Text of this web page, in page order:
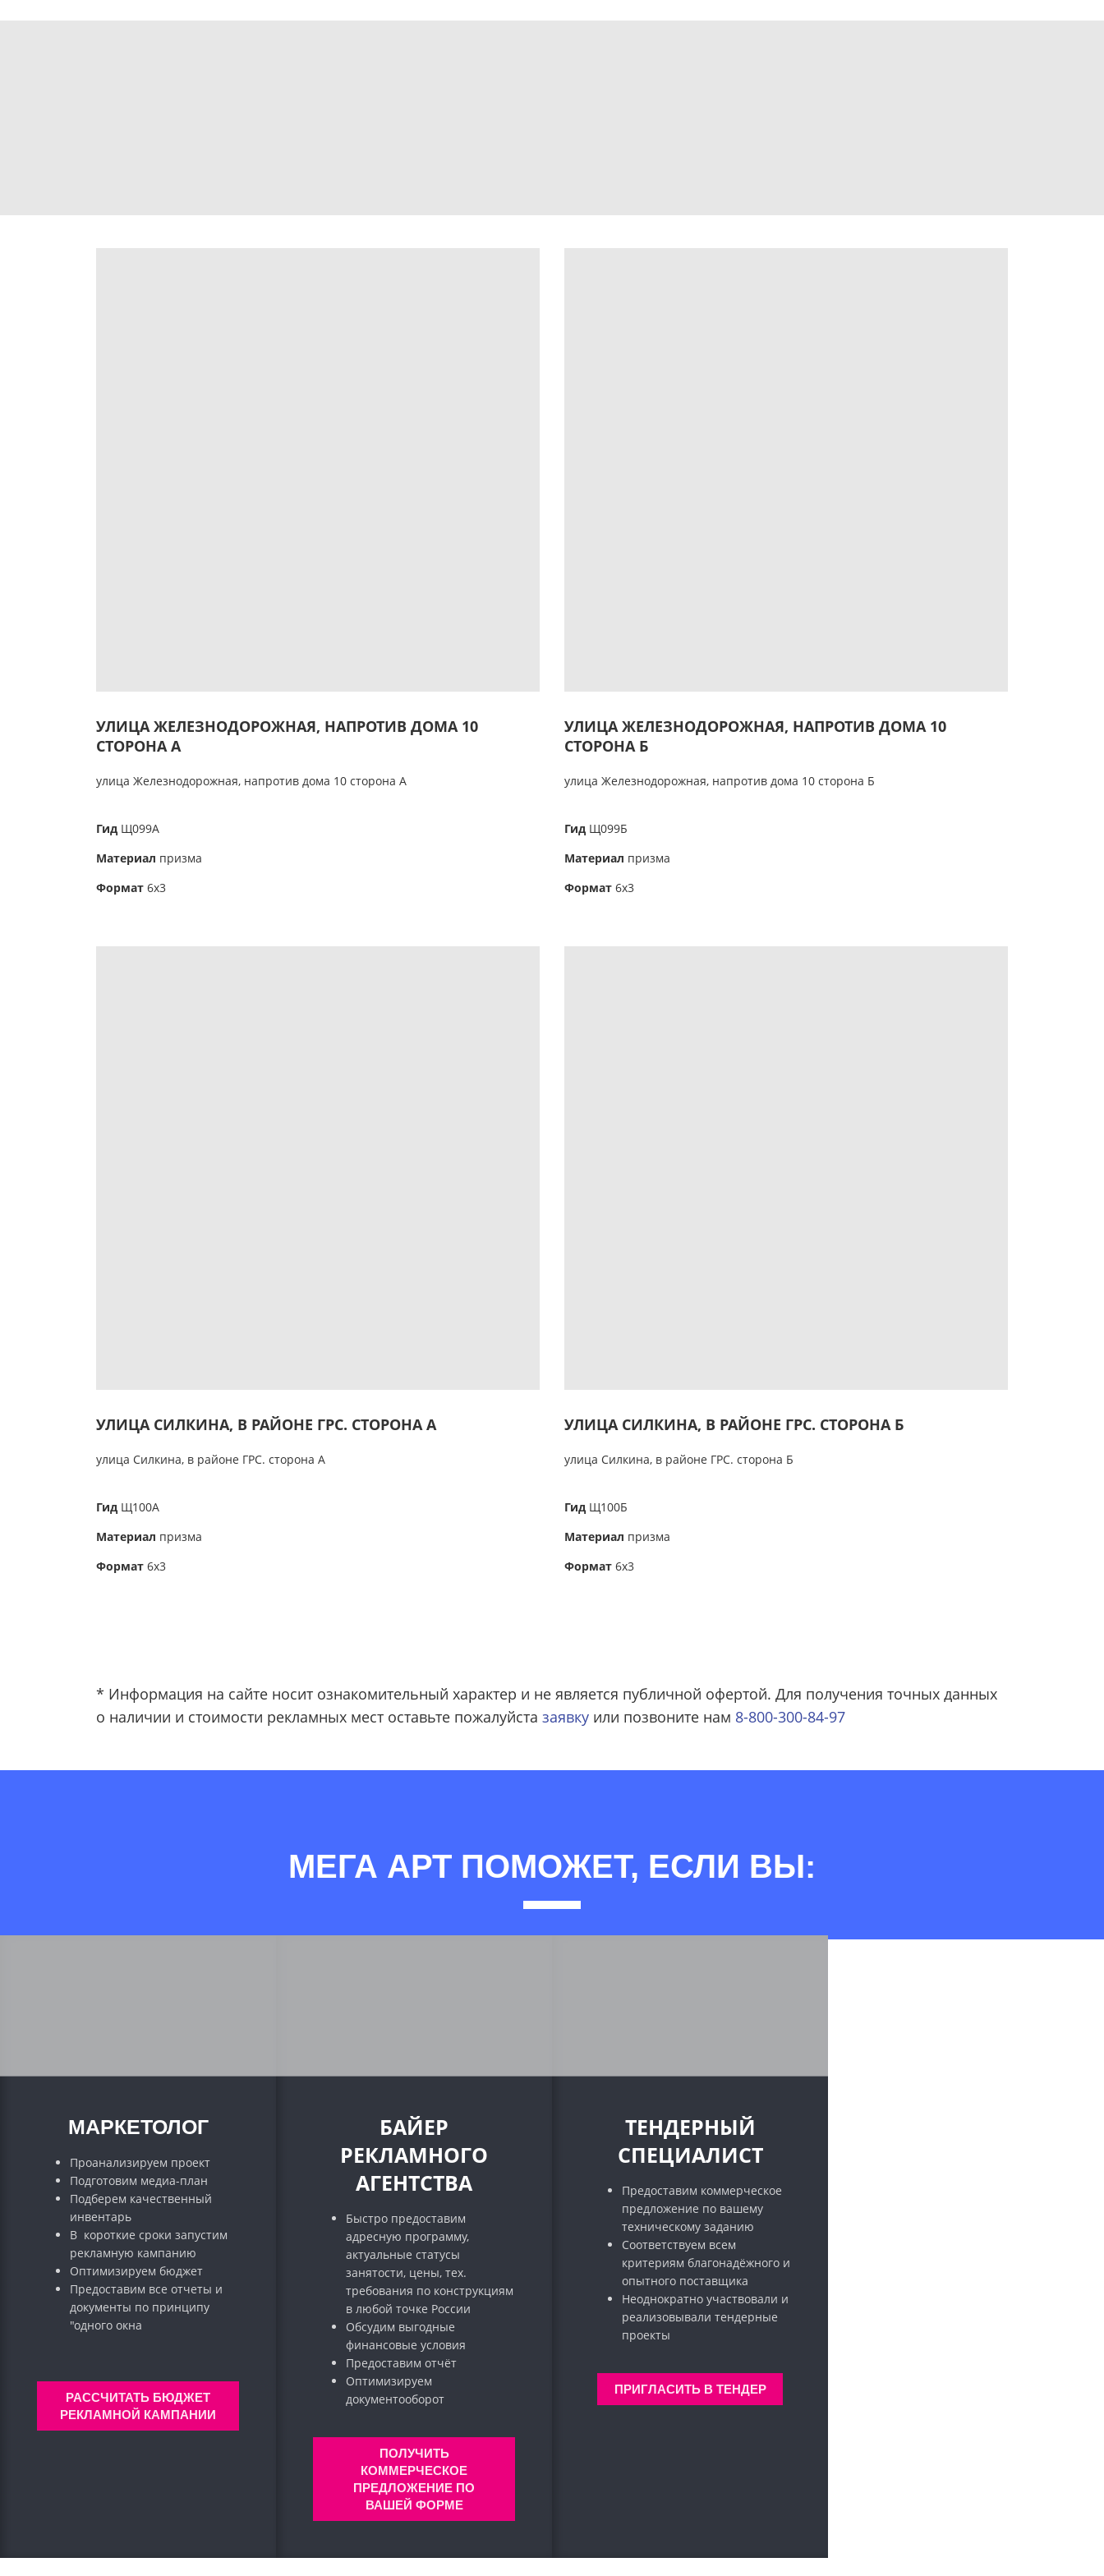
УЛИЦА ЖЕЛЕЗНОДОРОЖНАЯ, НАПРОТИВ ДОМА 10
СТОРОНА А
улица Железнодорожная, напротив дома 10 сторона А
Гид Щ099А
Материал призма
Формат 6х3
УЛИЦА ЖЕЛЕЗНОДОРОЖНАЯ, НАПРОТИВ ДОМА 10
СТОРОНА Б
улица Железнодорожная, напротив дома 10 сторона Б
Гид Щ099Б
Материал призма
Формат 6х3
УЛИЦА СИЛКИНА, В РАЙОНЕ ГРС. СТОРОНА А
улица Силкина, в районе ГРС. сторона А
Гид Щ100А
Материал призма
Формат 6х3
УЛИЦА СИЛКИНА, В РАЙОНЕ ГРС. СТОРОНА Б
улица Силкина, в районе ГРС. сторона Б
Гид Щ100Б
Материал призма
Формат 6х3
* Информация на сайте носит ознакомительный характер и не является публичной офертой. Для получения точных данных
о наличии и стоимости рекламных мест оставьте пожалуйста заявку или позвоните нам 8-800-300-84-97
МЕГА АРТ ПОМОЖЕТ, ЕСЛИ ВЫ:
МАРКЕТОЛОГ
Проанализируем проект
Подготовим медиа-план
Подберем качественный
инвентарь
В короткие сроки запустим
рекламную кампанию
Оптимизируем бюджет
Предоставим все отчеты и
документы по принципу
"одного окна
РАССЧИТАТЬ БЮДЖЕТ
РЕКЛАМНОЙ КАМПАНИИ
БАЙЕР
РЕКЛАМНОГО
АГЕНТСТВА
Быстро предоставим
адресную программу,
актуальные статусы
занятости, цены, тех.
требования по конструкциям
в любой точке России
Обсудим выгодные
финансовые условия
Предоставим отчёт
Оптимизируем
документооборот
ПОЛУЧИТЬ
КОММЕРЧЕСКОЕ
ПРЕДЛОЖЕНИЕ ПО
ВАШЕЙ ФОРМЕ
ТЕНДЕРНЫЙ
СПЕЦИАЛИСТ
Предоставим коммерческое
предложение по вашему
техническому заданию
Соответствуем всем
критериям благонадёжного и
опытного поставщика
Неоднократно участвовали и
реализовывали тендерные
проекты
ПРИГЛАСИТЬ В ТЕНДЕР